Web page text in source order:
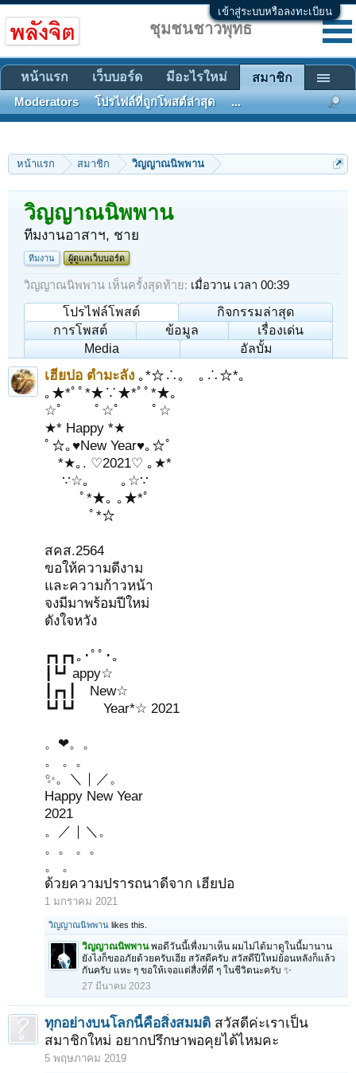
เข้าสู่ระบบหรือลงทะเบียน
หน้าแรก สมาชิก วิญญาณนิพพาน
วิญญาณนิพพาน
ทีมงานอาสาฯ, ชาย
ทีมงาน ผู้ดูแลเว็บบอร์ด
วิญญาณนิพพาน เห็นครั้งสุดท้าย: เมื่อวาน เวลา 00:39
โปรไฟล์โพสต์
กิจกรรมล่าสุด
การโพสต์
ข้อมูล
เรื่องเด่น
Media
อัลบั้ม
เฮียปอ ตำมะลัง ｡*☆∴｡ ｡∴☆*｡
｡★*ﾟﾟ*★∵★*ﾟﾟ*★｡
☆ﾟ ﾟ☆ﾟ ﾟ☆
★* Happy *★
ﾟ☆｡♥New Year♥｡☆ﾟ
*★｡. ♡2021♡ ｡★*
∵☆｡ ｡☆∵
ﾟ*★｡ ｡★*ﾟ
ﾟ*☆
สคส.2564
ขอให้ความดีงาม
และความก้าวหน้า
จงมีมาพร้อมปีใหม่
ดังใจหวัง
┏┓┏┓｡･ﾟﾟ･｡
┃┗┛ appy☆
┃┏┓┃ New☆
┗┛┗┛ Year*☆ 2021
。❤。。
。 。。
✨。＼｜／。
Happy New Year
2021
。／｜＼。
。。 。。
。 。
ด้วยความปรารถนาดีจาก เฮียปอ
1 มกราคม 2021
วิญญาณนิพพาน likes this.
วิญญาณนิพพาน พอดีวันนี้เพื่งมาเห็น ผมไม่ได้มาดูในนี้มานาน
ยังไงก็ขออภัยด้วยครับเฮีย สวัสดีครับ สวัสดีปีใหม่ย้อนหลังก็แล้ว
กันครับ แหะ ๆ ขอให้เจอแต่สื่งที่ดี ๆ ในชีวิตนะครับ ✨
27 มีนาคม 2023
ทุกอย่างบนโลกนี้คือสิ่งสมมติ สวัสดีค่ะเราเป็น
สมาชิกใหม่ อยากปรึกษาพอคุยได้ไหมคะ
5 พฤษภาคม 2019
ชุมชนชาวพุทธ
หน้าแรก เว็บบอร์ด มีอะไรใหม่ สมาชิก
Moderators โปรไฟล์ที่ถูกโพสต์ล่าสุด ...